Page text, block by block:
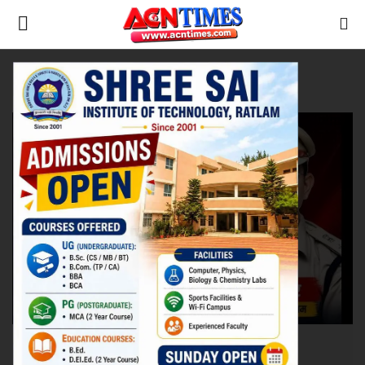
Home
Contact
नीर_का_तीर
मध्यप्रदेश
विदेश
उत्तर प्रदेश
Tag:breakingnews
रतलाम